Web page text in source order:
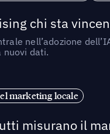
chi sta
nell’adozione
nuovi dati.
marketing locale
misurano il